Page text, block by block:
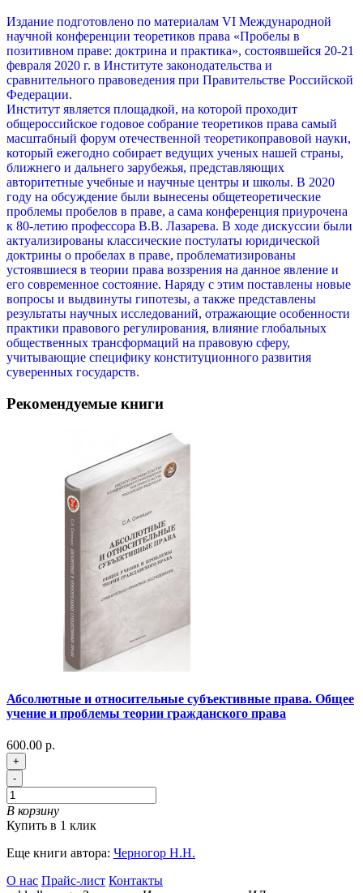
Издание подготовлено по материалам VI Международной
научной конференции теоретиков права «Пробелы в
позитивном праве: доктрина и практика», состоявшейся 20-21
февраля 2020 г. в Институте законодательства и
сравнительного правоведения при Правительстве Российской
Федерации.
Институт является площадкой, на которой проходит
общероссийское годовое собрание теоретиков права самый
масштабный форум отечественной теоретикоправовой науки,
который ежегодно собирает ведущих ученых нашей страны,
ближнего и дальнего зарубежья, представляющих
авторитетные учебные и научные центры и школы. В 2020
году на обсуждение были вынесены общетеоретические
проблемы пробелов в праве, а сама конференция приурочена
к 80-летию профессора В.В. Лазарева. В ходе дискуссии были
актуализированы классические постулаты юридической
доктрины о пробелах в праве, проблематизированы
устоявшиеся в теории права воззрения на данное явление и
его современное состояние. Наряду с этим поставлены новые
вопросы и выдвинуты гипотезы, а также представлены
результаты научных исследований, отражающие особенности
практики правового регулирования, влияние глобальных
общественных трансформаций на правовую сферу,
учитывающие специфику конституционного развития
суверенных государств.
Рекомендуемые книги
Абсолютные и относительные cубъективные права. Общее
учение и проблемы теории гражданского права
600.00 р.
+
-
В корзину
Купить в 1 клик
Еще книги автора: Черногор Н.Н.
О нас Прайс-лист Контакты